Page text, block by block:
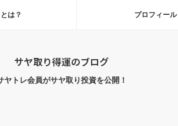
は？ プロフィール
サヤ取り得運のブログ
ヤトレ会員がサヤ取り投資を公開！